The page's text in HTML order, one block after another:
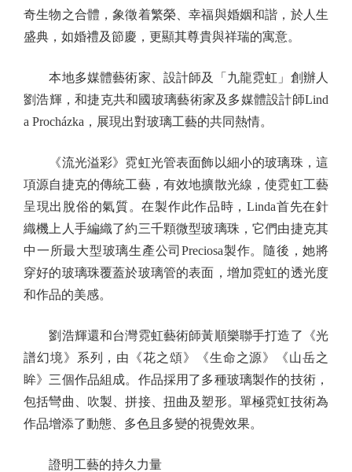
奇生物之合體，象徵着繁榮、幸福與婚姻和諧，於人生
盛典，如婚禮及節慶，更顯其尊貴與祥瑞的寓意。
本地多媒體藝術家、設計師及「九龍霓虹」創辦人
劉浩輝，和捷克共和國玻璃藝術家及多媒體設計師Lind
a Procházka，展現出對玻璃工藝的共同熱情。
《流光溢彩》霓虹光管表面飾以細小的玻璃珠，這
項源自捷克的傳統工藝，有效地擴散光線，使霓虹工藝
呈現出脫俗的氣質。在製作此作品時，Linda首先在針
織機上人手編織了約三千顆微型玻璃珠，它們由捷克其
中一所最大型玻璃生產公司Preciosa製作。隨後，她將
穿好的玻璃珠覆蓋於玻璃管的表面，增加霓虹的透光度
和作品的美感。
劉浩輝還和台灣霓虹藝術師黃順樂聯手打造了《光
譜幻境》系列，由《花之頌》《生命之源》《山岳之
眸》三個作品組成。作品採用了多種玻璃製作的技術，
包括彎曲、吹製、拼接、扭曲及塑形。單極霓虹技術為
作品增添了動態、多色且多變的視覺效果。
證明工藝的持久力量